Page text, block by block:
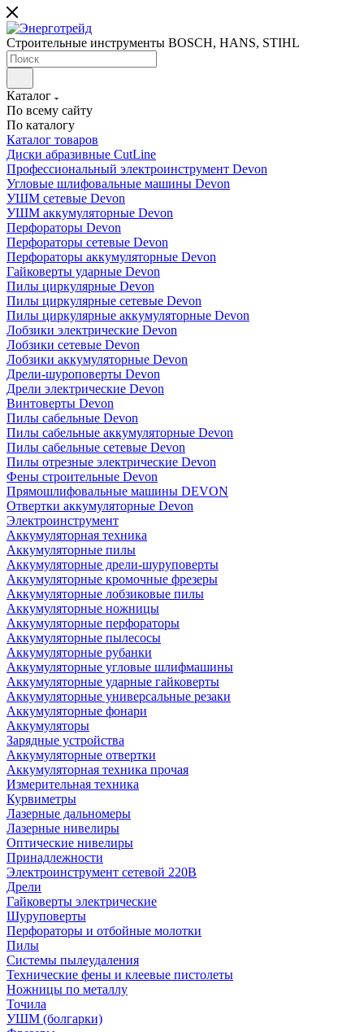
Строительные инструменты BOSCH, HANS, STIHL
Каталог
По всему сайту
По каталогу
Каталог товаров
Диски абразивные CutLine
Профессиональный электроинструмент Devon
Угловые шлифовальные машины Devon
УШМ сетевые Devon
УШМ аккумуляторные Devon
Перфораторы Devon
Перфораторы сетевые Devon
Перфораторы аккумуляторные Devon
Гайковерты ударные Devon
Пилы циркулярные Devon
Пилы циркулярные сетевые Devon
Пилы циркулярные аккумуляторные Devon
Лобзики электрические Devon
Лобзики сетевые Devon
Лобзики аккумуляторные Devon
Дрели-шуроповерты Devon
Дрели электрические Devon
Винтоверты Devon
Пилы сабельные Devon
Пилы сабельные аккумуляторные Devon
Пилы сабельные сетевые Devon
Пилы отрезные электрические Devon
Фены строительные Devon
Прямошлифовальные машины DEVON
Отвертки аккумуляторные Devon
Электроинструмент
Аккумуляторная техника
Аккумуляторные пилы
Аккумуляторные дрели-шуруповерты
Аккумуляторные кромочные фрезеры
Аккумуляторные лобзиковые пилы
Аккумуляторные ножницы
Аккумуляторные перфораторы
Аккумуляторные пылесосы
Аккумуляторные рубанки
Аккумуляторные угловые шлифмашины
Аккумуляторные ударные гайковерты
Аккумуляторные универсальные резаки
Аккумуляторные фонари
Аккумуляторы
Зарядные устройства
Аккумуляторные отвертки
Аккумуляторная техника прочая
Измерительная техника
Курвиметры
Лазерные дальномеры
Лазерные нивелиры
Оптические нивелиры
Принадлежности
Электроинструмент сетевой 220В
Дрели
Гайковерты электрические
Шуруповерты
Перфораторы и отбойные молотки
Пилы
Системы пылеудаления
Технические фены и клеевые пистолеты
Ножницы по металлу
Точила
УШМ (болгарки)